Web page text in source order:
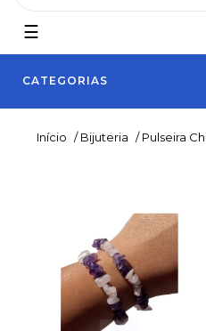
CATEGORIAS
Toggle
navigation
☰
Início / Bijuteria / Pulseira